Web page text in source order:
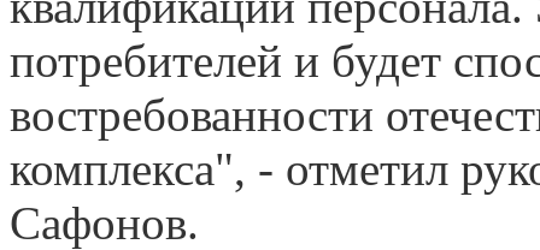
потребителей и будет
востребованности
комплекса", - отметил
Сафонов.